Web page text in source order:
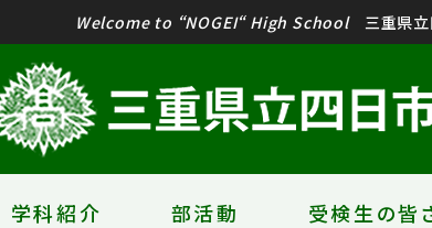
Welcome to “NOGEI“ High School 三重県
学科紹介 部活動 受検生の皆